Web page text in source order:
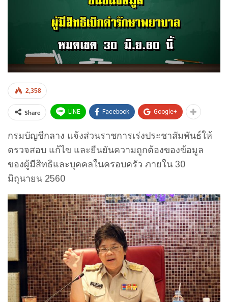
2,358
Share LINE Facebook Google+
กรมบัญชีกลาง แจ้งส่วนราชการเร่งประชาสัมพันธ์ให้
ตรวจสอบ แก้ไข และยืนยันความถูกต้องของข้อมูล
ของผู้มีสิทธิและบุคคลในครอบครัว ภายใน 30
มิถุนายน 2560